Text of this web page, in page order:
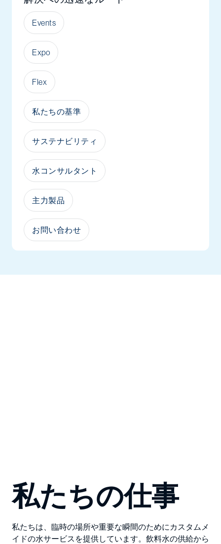
Events
Expo
Flex
私たちの基準
サステナビリティ
水コンサルタント
主力製品
お問い合わせ
私たちの仕事
私たちは、臨時の場所や重要な瞬間のためにカスタムメ
イドの水サービスを提供しています。飲料水の供給から